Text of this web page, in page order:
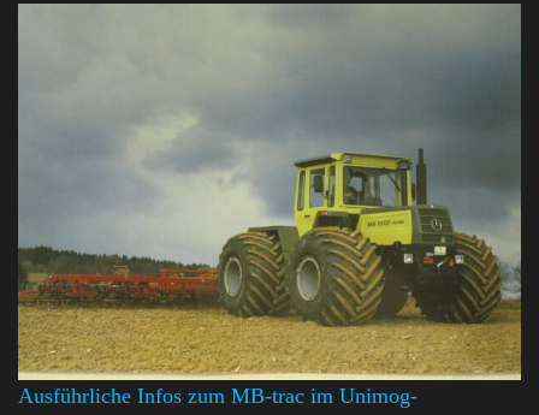
Ausführliche Infos zum MB-trac im Unimog-